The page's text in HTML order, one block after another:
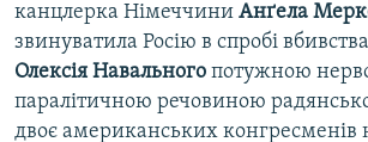
Усі сайти RFE/RL
канцлерка Німеччини Анґела
звинуватила Росію в спробі
Олексія Навального потужною
паралітичною речовиною
двоє американських конгресменів